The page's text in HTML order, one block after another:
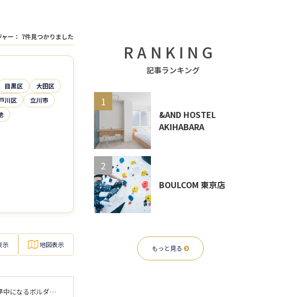
ー ： 7件見つかりました
目黒区
大田区
川区
立川市
示 地図表示
"達成感"を掴む、都会のオアシス。初心者から経験者まで、誰もが夢中になるボルダリング体験
RANKING
1
&AND HOSTEL
AKIHABARA
2
BOULCOM 東京店
もっと見る